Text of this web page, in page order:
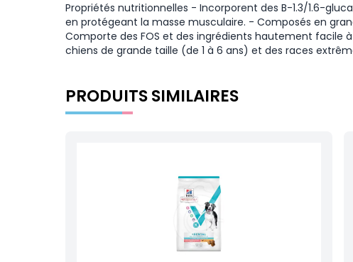
Propriétés nutritionnelles - Incorporent des B-1.3/1.6-
en protégeant la masse musculaire. - Composés en
Comporte des FOS et des ingrédients hautement facile
chiens de grande taille (de 1 à 6 ans) et des races
PRODUITS SIMILAIRES